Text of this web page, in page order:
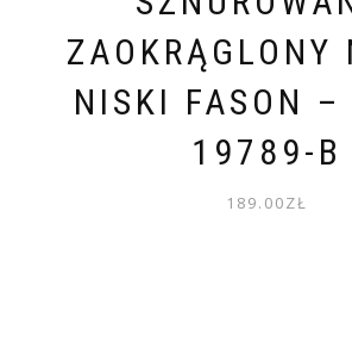
ZAOKRĄGLONY
NISKI FASON –
19789-B
189.00ZŁ